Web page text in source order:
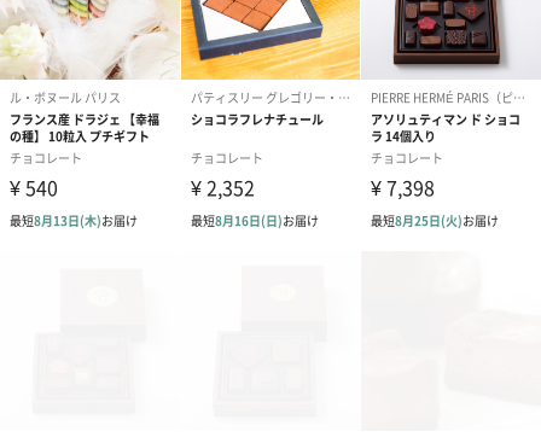
DADACA（ダダカ）
国内だけではなく海外進出もしており、世界で愛されるチョコレ
ート会社。
DADACAのブランドであるカカオキャットは、北海道の自社工場
で作られています。
カカオの香りが満ちたこのチョコレートファクトリーから、世界
中へ幸せをお届けします。